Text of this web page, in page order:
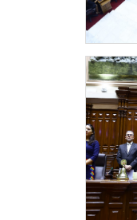
rescate
fueron
aportes
Marcos,
Piura,